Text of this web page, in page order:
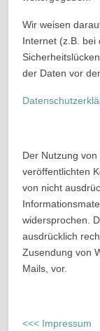
Wir weisen
Internet (z.B. bei
der Daten vor
Der Nutzung
veröffentlichten
von nicht
widersprochen.
ausdrücklich
Zusendung von
Mails, vor.
<<< Impressum